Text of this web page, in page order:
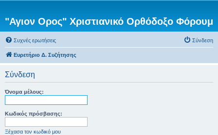
"Αγιον Ορος" Χριστιανικό Ορθόδοξο Φόρουμ
Συχνές ερωτήσεις Σύνδεση
Ευρετήριο Δ. Συζήτησης
Σύνδεση
Όνομα μέλους:
Κωδικός πρόσβασης:
Ξέχασα τον κωδικό μου